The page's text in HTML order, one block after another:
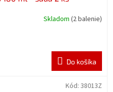
Skladom (2 balenie)
Do košíka
Kód: 38013Z